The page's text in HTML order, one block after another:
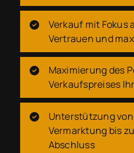
Verkauf mit Fokus
Vertrauen und
Maximierung des
Verkaufspreises
Unterstützung
Vermarktung bis
Abschluss